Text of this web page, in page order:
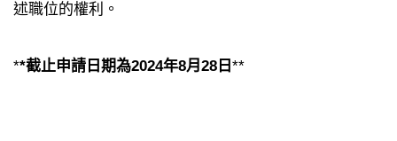
述職位的權利。
**截止申請日期為2024年8月28日 **